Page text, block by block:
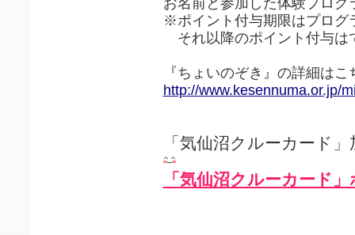
※ポイント付与期限はプログ
それ以降のポイント付与は
『ちょいのぞき』の詳細は
http://www.kesennuma.or.jp/
「気仙沼クルーカード
「気仙沼クルーカード